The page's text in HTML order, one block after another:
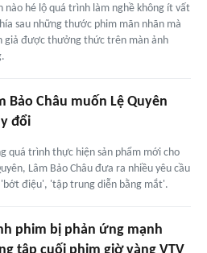
nào hé lộ quá trình làm nghề không ít vất
sau những thước phim mãn nhãn mà
giả được thưởng thức trên màn ảnh
Bảo Châu muốn Lệ Quyên
đổi
quá trình thực hiện sản phẩm mới cho
Lâm Bảo Châu đưa ra nhiều yêu cầu
điệu', 'tập trung diễn bằng mắt'.
phim bị phản ứng mạnh